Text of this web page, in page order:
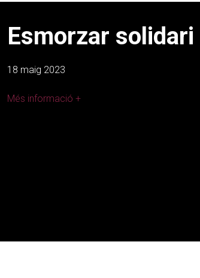
Esmorzar solidari
18 maig 2023
Més informació +